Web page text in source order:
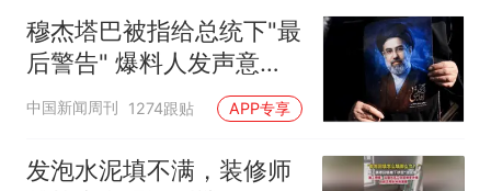
试前13名均遭淘汰？教育局：
已叫停招聘，成立调查组全面
核查
台风"白海豚"中心附近最大风
力已达15级 最新研判
热 那个在床头放菜刀的女孩，
人生
穆杰塔巴被指给总统下"最
后警告" 爆料人发声意味
深长
中国新闻周刊 1274跟贴 APP专享
发泡水泥填不满，装修师